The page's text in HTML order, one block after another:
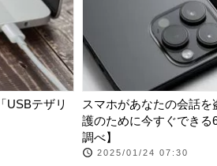
USBテザリ
スマホがあなたの会話
護のために今すぐできる
調べ】
2025/01/24 07:30